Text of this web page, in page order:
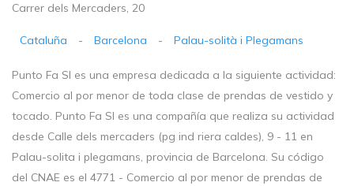
Carrer dels Mercaders, 20
Cataluña - Barcelona - Palau-solità i Plegamans
Punto Fa Sl es una empresa dedicada a la siguiente actividad:
Comercio al por menor de toda clase de prendas de vestido y
tocado. Punto Fa Sl es una compañía que realiza su actividad
desde Calle dels mercaders (pg ind riera caldes), 9 - 11 en
Palau-solita i plegamans, provincia de Barcelona. Su código
del CNAE es el 4771 - Comercio al por menor de prendas de